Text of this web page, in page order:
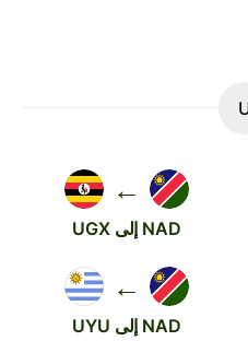
←
NAD إلى UGX
←
NAD إلى UYU